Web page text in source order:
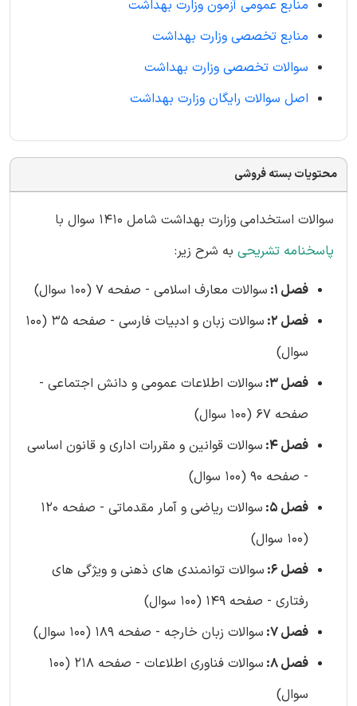
منابع عمومی آزمون وزارت بهداشت
منابع تخصصی وزارت بهداشت
سوالات تخصصی وزارت بهداشت
اصل سوالات رایگان وزارت بهداشت
محتویات بسته فروشی
سوالات استخدامی وزارت بهداشت شامل 1410 سوال با
پاسخنامه تشریحی به شرح زیر:
فصل 1:
سوالات معارف اسلامی - صفحه 7 (100 سوال)
فصل 2:
سوالات زبان و ادبیات فارسی - صفحه 35 (100
سوال)
فصل 3:
سوالات اطلاعات عمومی و دانش اجتماعی -
صفحه 67 (100 سوال)
فصل 4:
سوالات قوانین و مقررات اداری و قانون اساسی
- صفحه 90 (100 سوال)
فصل 5:
سوالات ریاضی و آمار مقدماتی - صفحه 120
(100 سوال)
فصل 6:
سوالات توانمندی های ذهنی و ویژگی های
رفتاری - صفحه 149 (100 سوال)
فصل 7:
سوالات زبان خارجه - صفحه 189 (100 سوال)
فصل 8:
سوالات فناوری اطلاعات - صفحه 218 (100
سوال)